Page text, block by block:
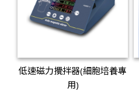
低速磁力攪拌器(細胞培養專
用)